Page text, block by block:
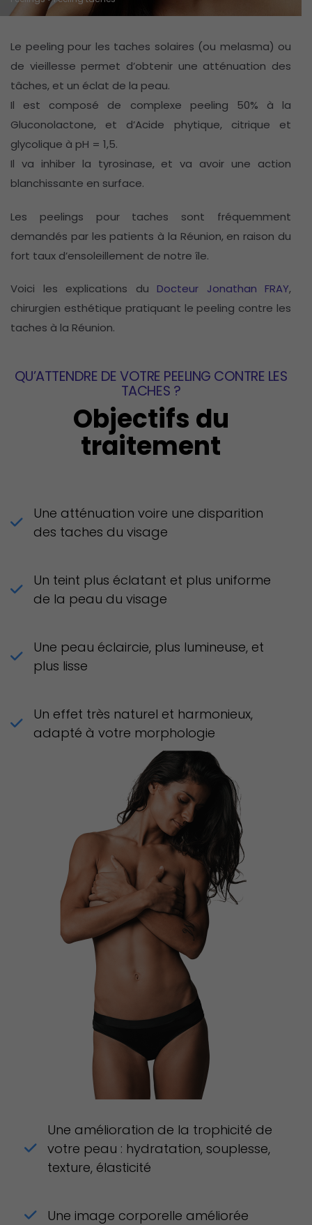
Le peeling pour les taches solaires (ou melasma) ou
de vieillesse permet d’obtenir une atténuation des
tâches, et un éclat de la peau.
Il est composé de complexe peeling 50% à la
Gluconolactone, et d’Acide phytique, citrique et
glycolique à pH = 1,5.
Il va inhiber la tyrosinase, et va avoir une action
blanchissante en surface.
Les peelings pour taches sont fréquemment
demandés par les patients à la Réunion, en raison du
fort taux d’ensoleillement de notre île.
Voici les explications du Docteur Jonathan FRAY,
chirurgien esthétique pratiquant le peeling contre les
taches à la Réunion.
QU’ATTENDRE DE VOTRE PEELING CONTRE LES
TACHES ?
Objectifs du
traitement
Une atténuation voire une disparition
des taches du visage
Un teint plus éclatant et plus uniforme
de la peau du visage
Une peau éclaircie, plus lumineuse, et
plus lisse
Un effet très naturel et harmonieux,
adapté à votre morphologie
Une amélioration de la trophicité de
votre peau : hydratation, souplesse,
texture, élasticité
Une image corporelle améliorée